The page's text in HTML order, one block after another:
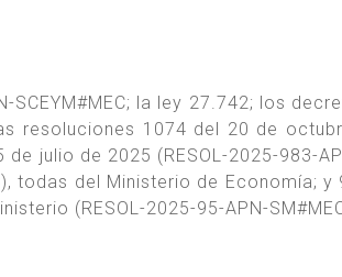
SCEYM#MEC; la ley 27.742; los
resoluciones 1074 del 20 de
julio de 2025 (RESOL-2025-983-
todas del Ministerio de Economía;
(RESOL-2025-95-APN-